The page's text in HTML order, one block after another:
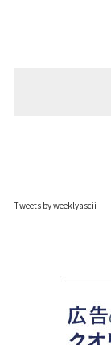
Tweets by weeklyascii